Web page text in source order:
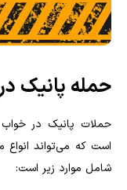
حمله پانیک
حملات پانیک در
است که می‌تواند انواع
شامل موارد زیر است: